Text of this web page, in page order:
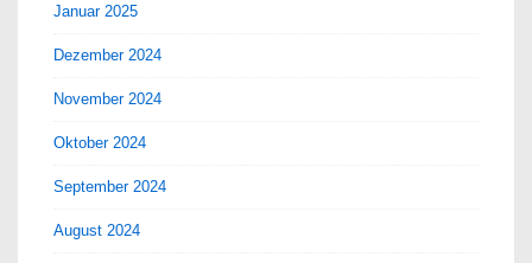
Januar 2025
Dezember 2024
November 2024
Oktober 2024
September 2024
August 2024